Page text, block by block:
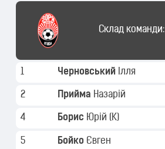
Склад команди:
1 Черновський Ілля
2 Прийма Назарій
4 Борис Юрій (K)
5 Бойко Євген